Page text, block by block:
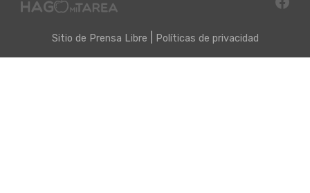
Sitio de Prensa Libre Políticas de privacidad